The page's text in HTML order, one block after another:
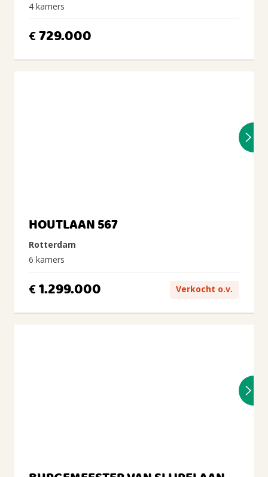
4 kamers
€729.000
HOUTLAAN 567
Rotterdam
6 kamers
€1.299.000 Verkocht o.v.